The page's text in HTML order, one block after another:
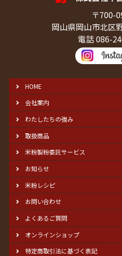
〒700-
岡山県岡山市北区
電話 086-
HOME
会社案内
わたしたちの強み
取扱商品
米粉製粉委託サービス
お知らせ
米粉レシピ
お問い合わせ
よくあるご質問
オンラインショップ
特定商取引法に基づく表記